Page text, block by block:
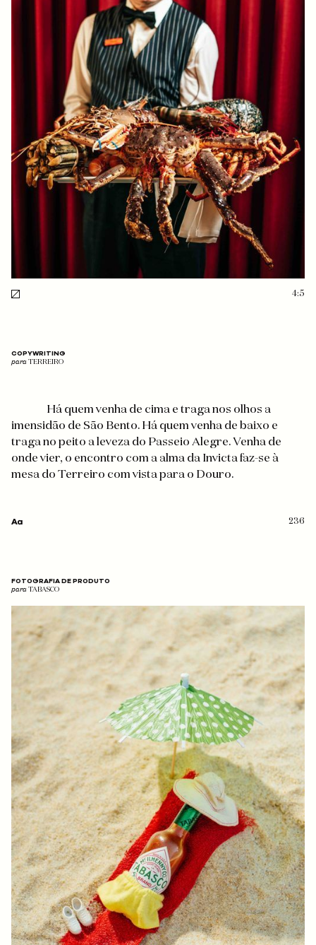
4:5
COPYWRITING
para TERREIRO
Há quem venha de cima e traga nos olhos a
imensidão de São Bento. Há quem venha de baixo e
traga no peito a leveza do Passeio Alegre. Venha de
onde vier, o encontro com a alma da Invicta faz-se à
mesa do Terreiro com vista para o Douro.
236
FOTOGRAFIA DE PRODUTO
para TABASCO